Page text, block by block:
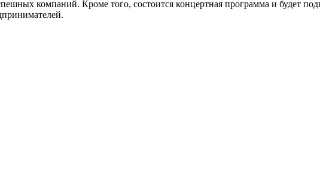
компаний. Кроме того, состоится концертная программа и будет